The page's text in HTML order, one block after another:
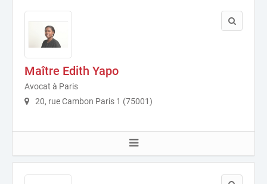
Maître Edith Yapo
Avocat à Paris
20, rue Cambon Paris 1 (75001)